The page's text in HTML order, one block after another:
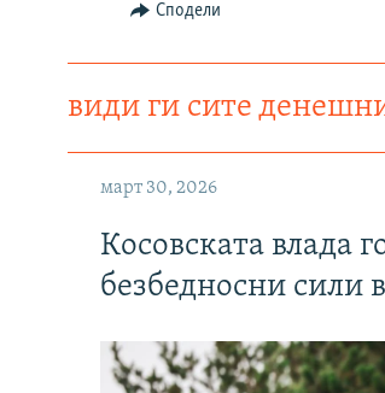
Сподели
види ги сите
март 30, 2026
Косовската влада
безбедносни сили